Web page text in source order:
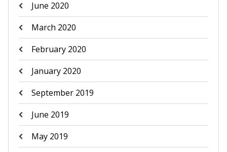
June 2020
March 2020
February 2020
January 2020
September 2019
June 2019
May 2019